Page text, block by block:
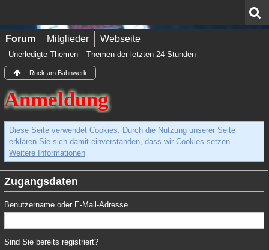
Forum Mitglieder Webseite
Unerledigte Themen Themen der letzten 24 Stunden
Rock am Bahnwerk
Anmeldung
Diese Seite verwendet Cookies. Durch die Nutzung unserer Seite
erklären Sie sich damit einverstanden, dass wir Cookies setzen.
Weitere Informationen
Zugangsdaten
Benutzername oder E-Mail-Adresse
Sind Sie bereits registriert?